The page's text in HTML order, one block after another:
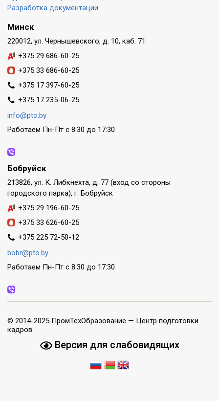
Разработка документации
Минск
220012, ул. Чернышевского, д. 10, каб. 71
+375 29 686-60-25
+375 33 686-60-25
+375 17 397-60-25
+375 17 235-06-25
info@pto.by
Работаем Пн-Пт с 8:30 до 17:30
Бобруйск
213826, ул. К. Либкнехта, д. 77 (вход со стороны
городского парка), г. Бобруйск
+375 29 196-60-25
+375 33 626-60-25
+375 225 72-50-12
bobr@pto.by
Работаем Пн-Пт с 8:30 до 17:30
© 2014-2025 ПромТехОбразование — Центр подготовки
кадров
Версия для слабовидящих